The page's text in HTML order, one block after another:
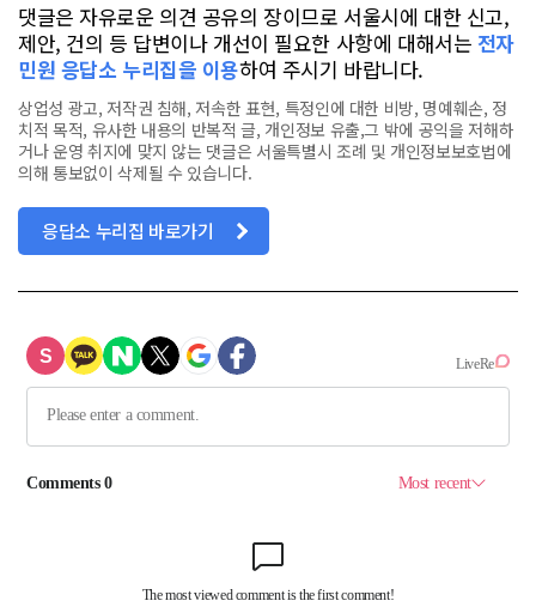
댓글은 자유로운 의견 공유의 장이므로 서울시에 대한 신고,
제안, 건의 등 답변이나 개선이 필요한 사항에 대해서는 전자
민원 응답소 누리집을 이용하여 주시기 바랍니다.
상업성 광고, 저작권 침해, 저속한 표현, 특정인에 대한 비방, 명예훼손, 정
치적 목적, 유사한 내용의 반복적 글, 개인정보 유출,그 밖에 공익을 저해하
거나 운영 취지에 맞지 않는 댓글은 서울특별시 조례 및 개인정보보호법에
의해 통보없이 삭제될 수 있습니다.
응답소 누리집 바로가기